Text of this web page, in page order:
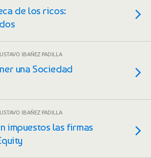
de los ricos:
IBAÑEZ PADILLA
una Sociedad
IBAÑEZ PADILLA
impuestos las firmas